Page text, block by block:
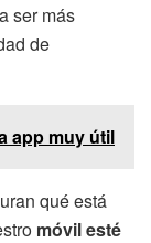
ser más
de
app muy útil
qué está
móvil esté